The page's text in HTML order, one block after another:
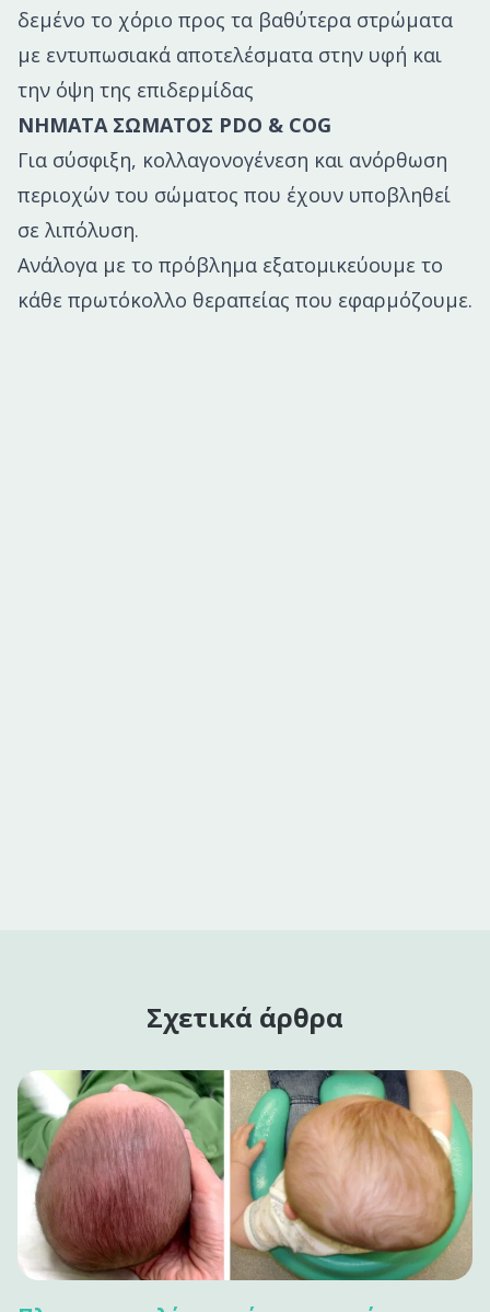
δεμένο το χόριο προς τα βαθύτερα στρώματα
με εντυπωσιακά αποτελέσματα στην υφή και
την όψη της επιδερμίδας
ΝΗΜΑΤΑ ΣΩΜΑΤΟΣ PDO & COG
Για σύσφιξη, κολλαγονογένεση και ανόρθωση
περιοχών του σώματος που έχουν υποβληθεί
σε λιπόλυση.
Ανάλογα με το πρόβλημα εξατομικεύουμε το
κάθε πρωτόκολλο θεραπείας που εφαρμόζουμε.
Σχετικά άρθρα